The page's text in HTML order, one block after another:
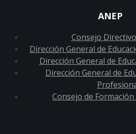
ANEP
Consejo
Dirección General de
Dirección General de
Dirección General de
Consejo de Formación